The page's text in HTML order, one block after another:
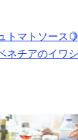
トマトソース🍋
ネチアのイワ